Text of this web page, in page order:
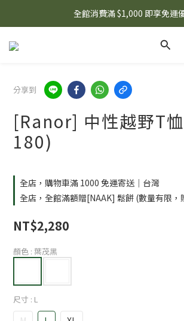
🌟 想知道現在有什麼優惠嗎？ 點擊查
全館消費滿 $1,000 即享免運
🌟 想知道現在有什麼優惠嗎？ 點擊查
分享到
[Ranor] 中性越野T
180)
全店，購物車滿 1000 免運寄送｜台灣
全店，全館滿額贈[NAAK] 鬆餅 (數量有限，
NT$2,280
顏色 : 葉茂黑
尺寸 : L